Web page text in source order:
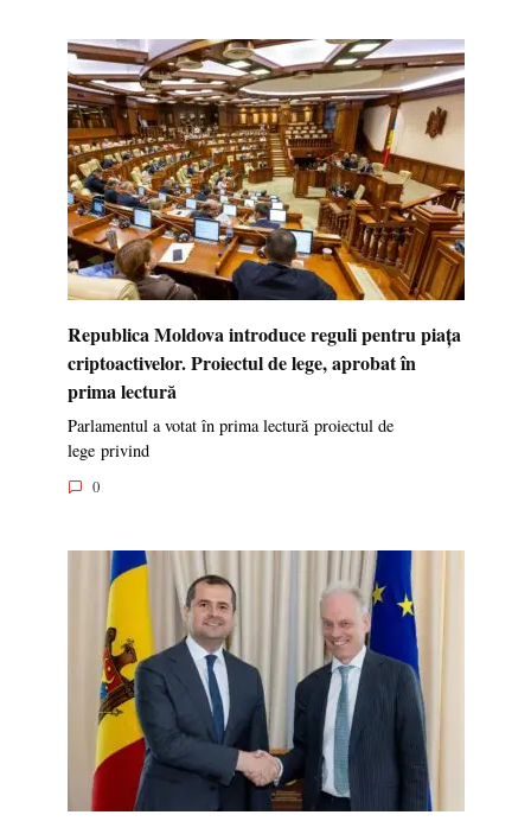
Republica Moldova introduce reguli pentru piața
criptoactivelor. Proiectul de lege, aprobat în
prima lectură
Parlamentul a votat în prima lectură proiectul de
lege privind
0